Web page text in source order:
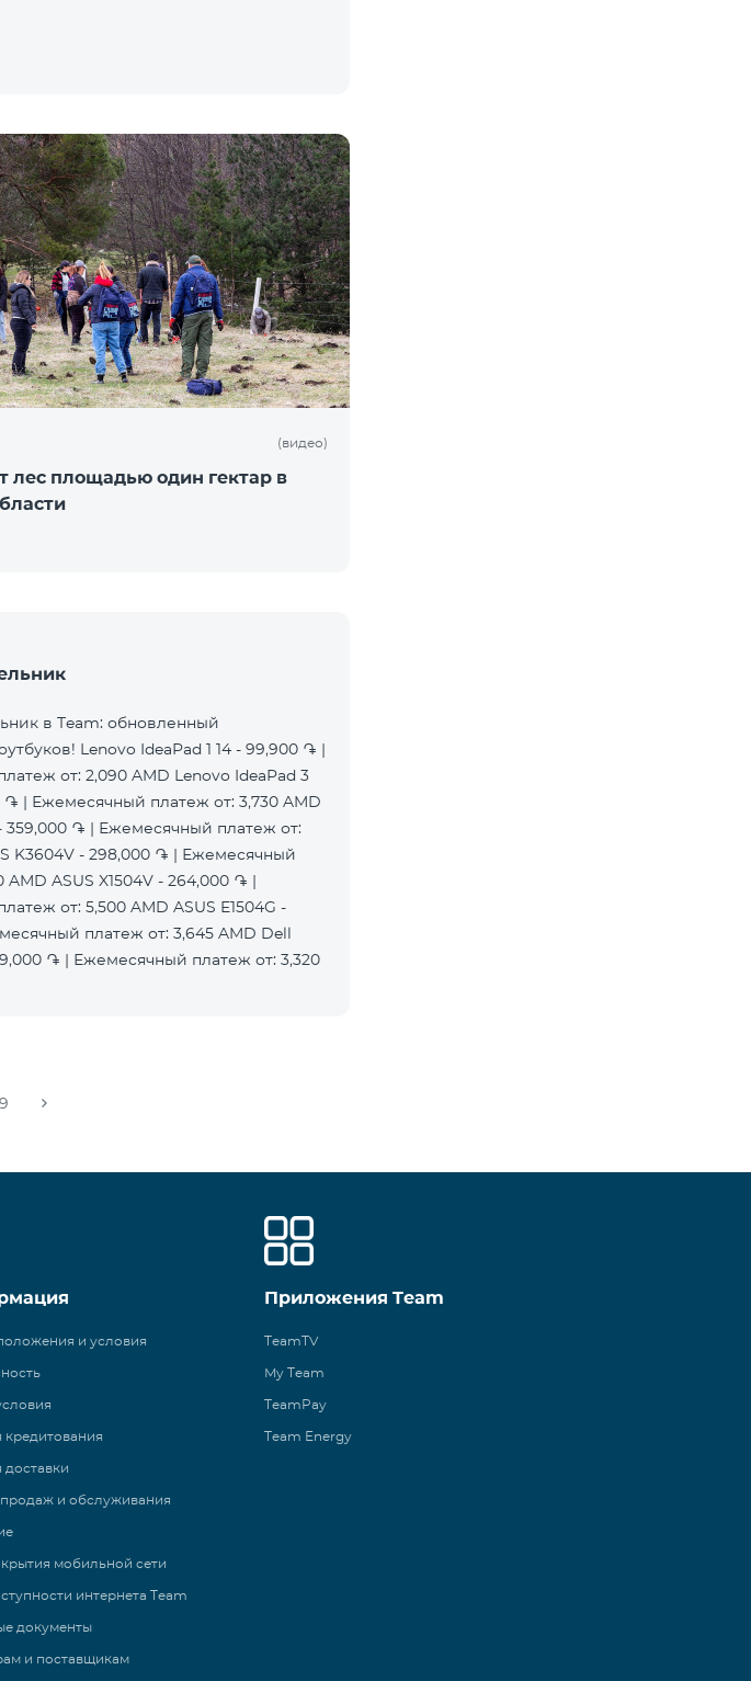
(видео)
лес площадью один гектар в
в Team: обновленный
Lenovo IdeaPad 1 14 - 99,900 ֏ |
от: 2,090 AMD Lenovo IdeaPad 3
֏ | Ежемесячный платеж от: 3,730 AMD
- 359,000 ֏ | Ежемесячный платеж от:
K3604V - 298,000 ֏ | Ежемесячный
AMD ASUS X1504V - 264,000 ֏ |
от: 5,500 AMD ASUS E1504G -
платеж от: 3,645 AMD Dell
֏ | Ежемесячный платеж от: 3,320
9
и условия
кредитования
доставки
и обслуживания
мобильной сети
интернета Team
документы
и поставщикам
Приложения Team
TeamTV
My Team
TeamPay
Team Energy